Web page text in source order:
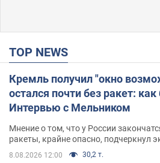
TOP NEWS
Кремль получил "окно
остался почти без ракет:
Интервью с Мельником
Мнение о том, что у России
ракеты, крайне опасно, подчеркнул
8.08.2026 12:00 30,2 т.